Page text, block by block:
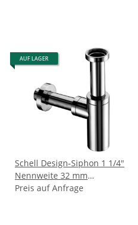
AUF LAGER
Schell Design-Siphon 1 1/4"
Nennweite 32 mm
020080699
Preis auf Anfrage